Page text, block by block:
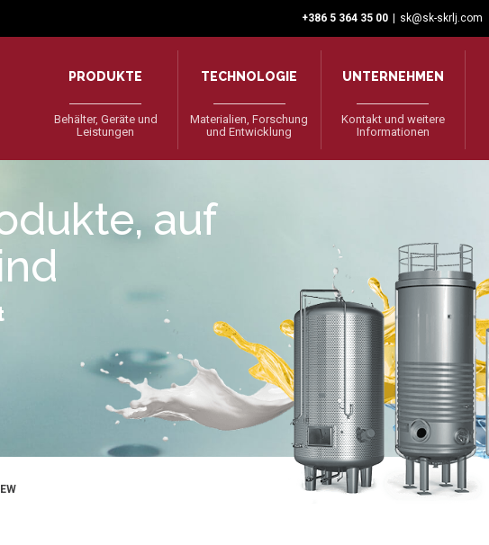
+386 5 364 35 00 sk@sk-skrlj.com
PRODUKTE
Behälter, Geräte und
Leistungen
TECHNOLOGIE
Materialien, Forschung
und Entwicklung
UNTERNEHMEN
Kontakt und weitere
Informationen
auf